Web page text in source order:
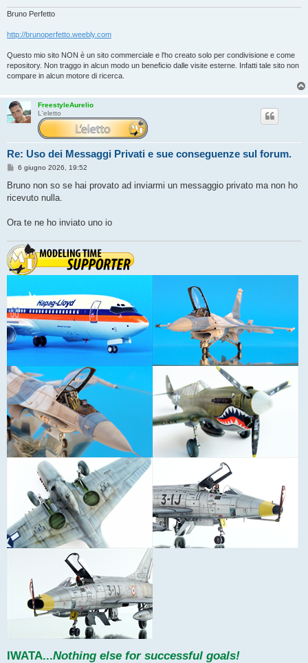
Bruno Perfetto
http://brunoperfetto.weebly.com
Questo mio sito NON è un sito commerciale e l'ho creato solo per condivisione e come
repository. Non traggo in alcun modo un beneficio dalle visite esterne. Infatti tale sito non
compare in alcun motore di ricerca.
FreestyleAurelio
L'eletto
Re: Uso dei Messaggi Privati e sue conseguenze sul forum.
M
s
a
i
6 giugno 2026, 19:52
Bruno non so se hai provato ad inviarmi un messaggio privato ma non ho
ricevuto nulla.
Ora te ne ho inviato uno io
IWATA...Nothing else for successful goals!